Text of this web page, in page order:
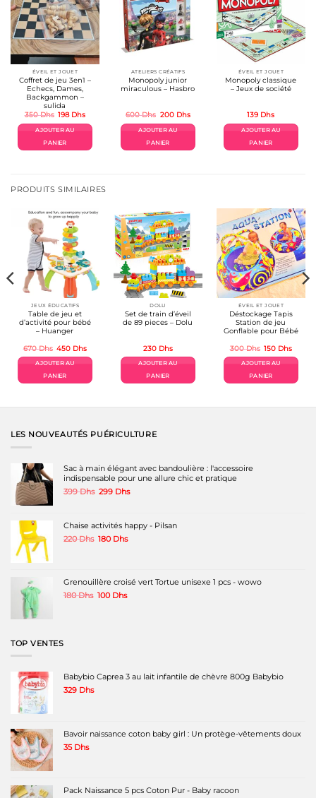
ÉVEIL ET JOUET
Coffret de jeu 3en1 –
Echecs, Dames,
Backgammon –
sulida
350Dhs Le
initial
était :
350 Dhs.
198 DhsLe
actuel
AJOUTER AU
PANIER
ATELIERS CRÉATIFS
Monopoly junior
miraculous – Hasbro
600Dhs Le
initial
était :
600 Dhs.
200 DhsLe
actuel
AJOUTER AU
PANIER
ÉVEIL ET JOUET
Monopoly classique
– Jeux de société
139 Dhs
AJOUTER AU
PANIER
PRODUITS SIMILAIRES
JEUX ÉDUCATIFS
Table de jeu et
d’activité pour bébé
– Huanger
670Dhs Le
initial
était :
670 Dhs.
450 DhsLe
actuel
AJOUTER AU
PANIER
DOLU
Set de train d’éveil
de 89 pieces – Dolu
230 Dhs
AJOUTER AU
PANIER
ÉVEIL ET JOUET
Déstockage Tapis
Station de jeu
Gonflable pour Bébé
300Dhs Le
initial
était :
300 Dhs.
150 DhsLe
actuel
AJOUTER AU
PANIER
LES NOUVEAUTÉS PUÉRICULTURE
Sac à main élégant avec bandoulière : l'accessoire
indispensable pour une allure chic et pratique
399Dhs Le
était :
399 Dhs.
299 DhsLe
299 Dhs.
Chaise activités happy - Pilsan
220Dhs Le
220 Dhs.
180 DhsLe
180 Dhs.
Grenouillère croisé vert Tortue unisexe 1 pcs - wowo
180Dhs Le
100 DhsLe
TOP VENTES
Babybio Caprea 3 au lait infantile de chèvre 800g Babybio
329 Dhs
Bavoir naissance coton baby girl : Un protège-vêtements doux
35 Dhs
Pack Naissance 5 pcs Coton Pur - Baby racoon